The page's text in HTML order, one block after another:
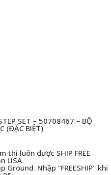
SET – 50708467 – BỘ
(ĐẶC BIỆT)
thì luôn được SHIP FREE
USA.
Ground. Nhập "FREESHIP" khi